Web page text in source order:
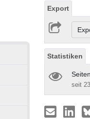
Export
Statistiken
seit